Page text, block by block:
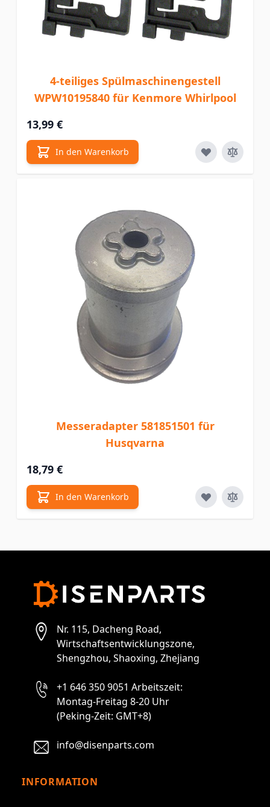
4-teiliges Spülmaschinengestell
WPW10195840 für Kenmore Whirlpool
13,99 €
In den Warenkorb
Messeradapter 581851501 für
Husqvarna
18,79 €
In den Warenkorb
Nr. 115, Dacheng Road,
Wirtschaftsentwicklungszone,
Shengzhou, Shaoxing, Zhejiang
+1 646 350 9051 Arbeitszeit:
Montag-Freitag 8-20 Uhr
(Peking-Zeit: GMT+8)
info@disenparts.com
INFORMATION